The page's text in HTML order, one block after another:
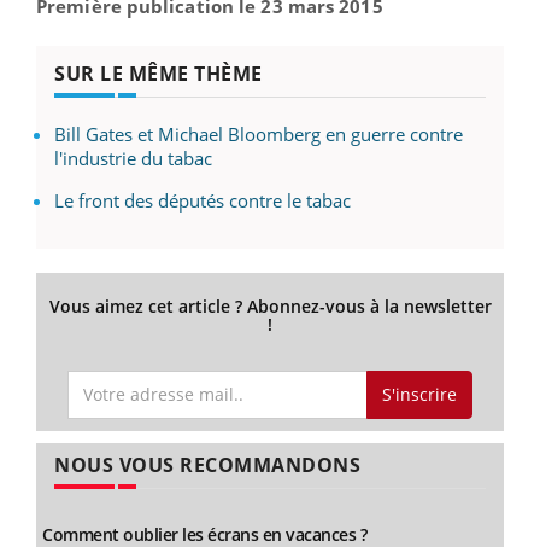
Première publication le 23 mars 2015
SUR LE MÊME THÈME
Bill Gates et Michael Bloomberg en guerre contre
l'industrie du tabac
Le front des députés contre le tabac
Vous aimez cet article ? Abonnez-vous à la newsletter
!
S'inscrire
NOUS VOUS RECOMMANDONS
Comment oublier les écrans en vacances ?